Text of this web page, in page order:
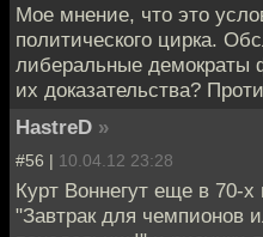
Мое мнение, что это
политического цирка.
либеральные демократы
их доказательства?
HastreD »
#56 | 10.04.12 23:28
Курт Воннегут еще в 70-х
"Завтрак для чемпионов